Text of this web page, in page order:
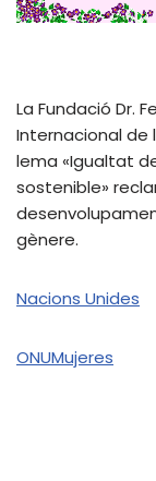
La Fundació Dr.
Internacional de
lema «Igualtat
sostenible»
gènere.
Nacions Unides
ONUMujeres